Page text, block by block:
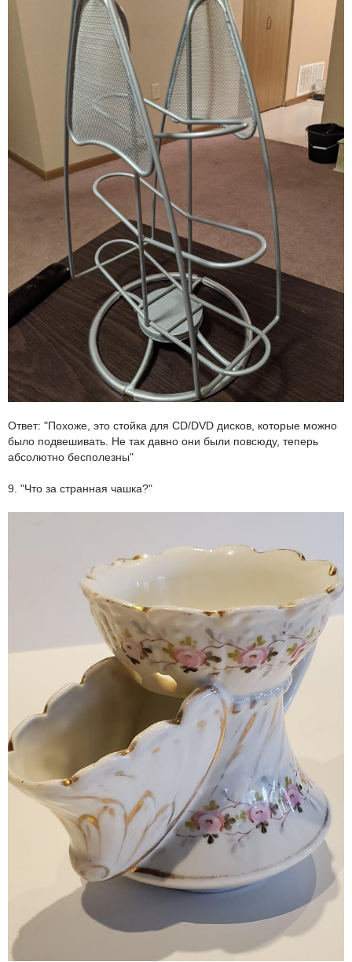
Ответ: "Похоже, это стойка для CD/DVD дисков, которые можно
было подвешивать. Не так давно они были повсюду, теперь
абсолютно бесполезны"
9. "Что за странная чашка?"